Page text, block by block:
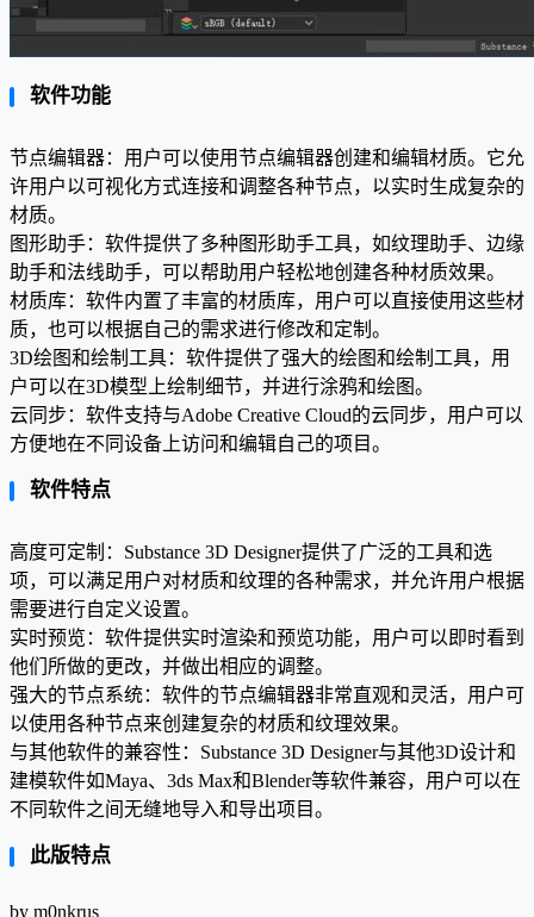
软件功能
节点编辑器：用户可以使用节点编辑器创建和编辑材质。它允
许用户以可视化方式连接和调整各种节点，以实时生成复杂的
材质。
图形助手：软件提供了多种图形助手工具，如纹理助手、边缘
助手和法线助手，可以帮助用户轻松地创建各种材质效果。
材质库：软件内置了丰富的材质库，用户可以直接使用这些材
质，也可以根据自己的需求进行修改和定制。
3D绘图和绘制工具：软件提供了强大的绘图和绘制工具，用
户可以在3D模型上绘制细节，并进行涂鸦和绘图。
云同步：软件支持与Adobe Creative Cloud的云同步，用户可以
方便地在不同设备上访问和编辑自己的项目。
软件特点
高度可定制：Substance 3D Designer提供了广泛的工具和选
项，可以满足用户对材质和纹理的各种需求，并允许用户根据
需要进行自定义设置。
实时预览：软件提供实时渲染和预览功能，用户可以即时看到
他们所做的更改，并做出相应的调整。
强大的节点系统：软件的节点编辑器非常直观和灵活，用户可
以使用各种节点来创建复杂的材质和纹理效果。
与其他软件的兼容性：Substance 3D Designer与其他3D设计和
建模软件如Maya、3ds Max和Blender等软件兼容，用户可以在
不同软件之间无缝地导入和导出项目。
此版特点
by m0nkrus